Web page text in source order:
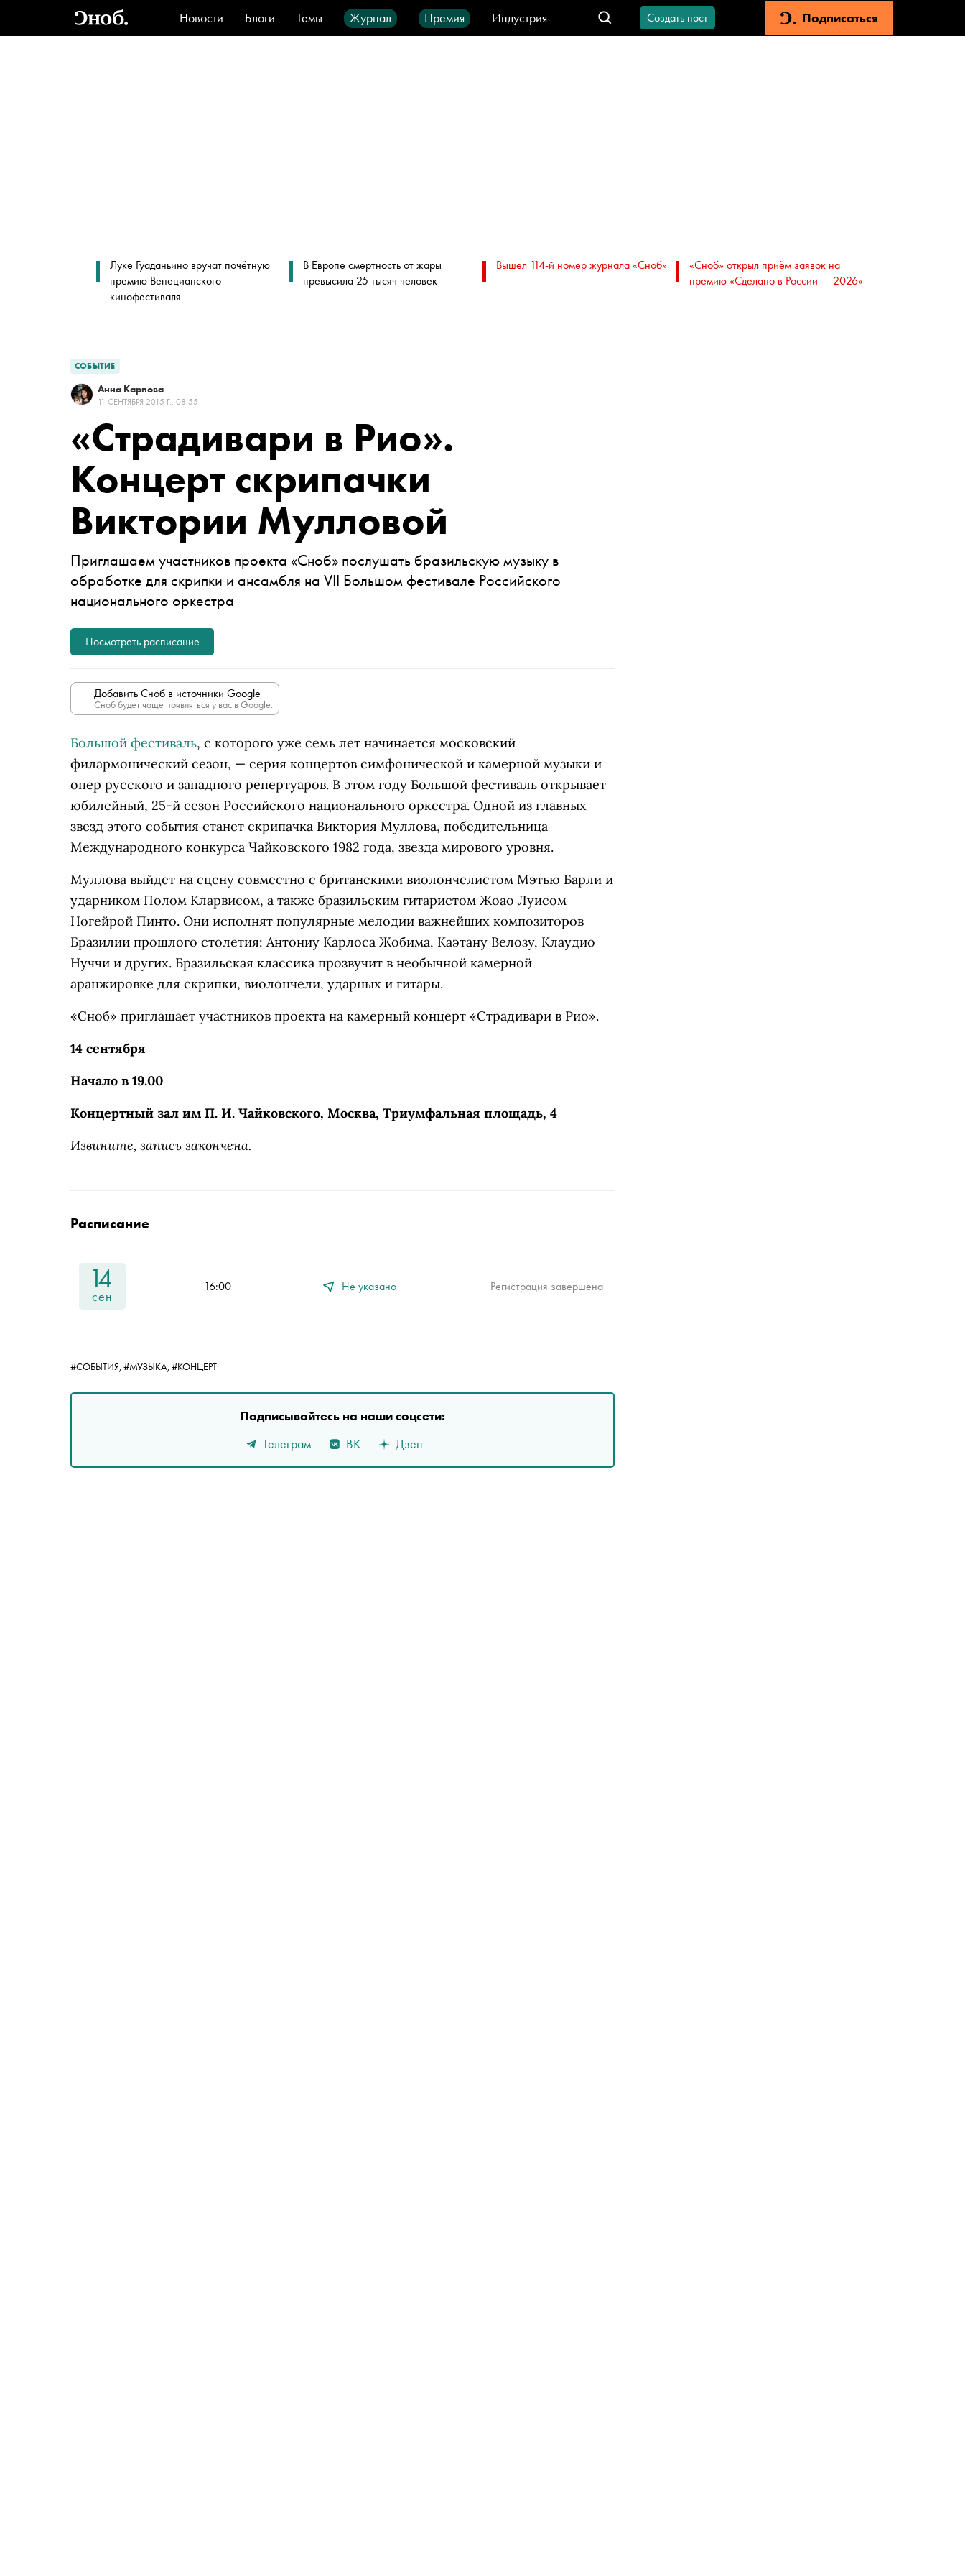
Новости Блоги Темы Журнал Премия
Индустрия
Стиль
Видео Город IT-продукты
Создать пост Подписаться
Луке Гуаданьино вручат почётную
премию Венецианского
кинофестиваля
В Европе смертность от жары
превысила 25 тысяч человек
Вышел 114-й номер журнала «Сноб»
«Сноб» открыл приём заявок на
премию «Сделано в России — 2026»
СОБЫТИЕ
Анна Карпова
11 СЕНТЯБРЯ 2015 Г., 08:55
«Страдивари в Рио».
Концерт скрипачки
Виктории Мулловой
Приглашаем участников проекта «Сноб» послушать бразильскую музыку в
обработке для скрипки и ансамбля на VII Большом фестивале Российского
национального оркестра
Посмотреть расписание
Добавить Сноб в источники Google
Сноб будет чаще появляться у вас в Google.
Большой фестиваль, с которого уже семь лет начинается московский
филармонический сезон, — серия концертов симфонической и камерной музыки и
опер русского и западного репертуаров. В этом году Большой фестиваль открывает
юбилейный, 25-й сезон Российского национального оркестра. Одной из главных
звезд этого события станет скрипачка Виктория Муллова, победительница
Международного конкурса Чайковского 1982 года, звезда мирового уровня.
Муллова выйдет на сцену совместно с британскими виолончелистом Мэтью Барли и
ударником Полом Кларвисом, а также бразильским гитаристом Жоао Луисом
Ногейрой Пинто. Они исполнят популярные мелодии важнейших композиторов
Бразилии прошлого столетия: Антониу Карлоса Жобима, Каэтану Велозу, Клаудио
Нуччи и других. Бразильская классика прозвучит в необычной камерной
аранжировке для скрипки, виолончели, ударных и гитары.
«Сноб» приглашает участников проекта на камерный концерт «Страдивари в Рио».
14 сентября
Начало в 19.00
Концертный зал им П. И. Чайковского, Москва, Триумфальная площадь, 4
Извините, запись закончена.
Расписание
14
сен
16:00 Не указано Регистрация завершена
#СОБЫТИЯ, #МУЗЫКА, #КОНЦЕРТ
Подписывайтесь на наши соцсети:
Телеграм
ВК Дзен